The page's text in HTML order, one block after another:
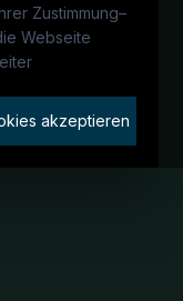
Zustimmung–
Webseite
akzeptieren